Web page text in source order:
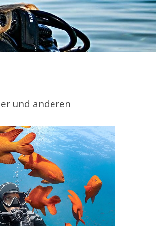
und anderen